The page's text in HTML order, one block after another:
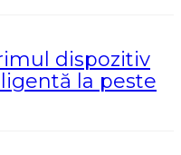
dispozitiv
la peste